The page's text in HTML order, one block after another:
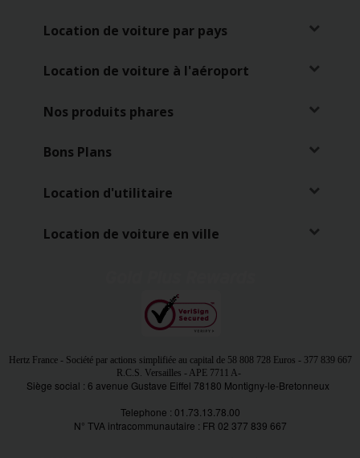
EspaceLocation de voiture par pays
Location de voiture à l'aéroport
Nos produits phares
Bons Plans
Location d'utilitaire
Location de voiture en ville
Hertz France - Société par actions simplifiée au capital de 58 808 728 Euros - 377 839 667
R.C.S. Versailles - APE 7711 A-
Siège social : 6 avenue Gustave Eiffel 78180 Montigny-le-Bretonneux
Telephone : 01.73.13.78.00
N° TVA intracommunautaire : FR 02 377 839 667